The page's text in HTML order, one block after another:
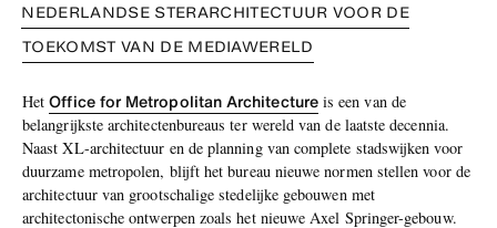
NEDERLANDSE STERARCHITECTUUR VOOR DE
TOEKOMST VAN DE MEDIAWERELD
HetOffice for Metropolitan Architectureis een van de
belangrijkste architectenbureaus ter wereld van de laatste decennia.
Naast XL-architectuur en de planning van complete stadswijken voor
duurzame metropolen, blijft het bureau nieuwe normen stellen voor de
architectuur van grootschalige stedelijke gebouwen met
architectonische ontwerpen zoals het nieuwe Axel Springer-gebouw.